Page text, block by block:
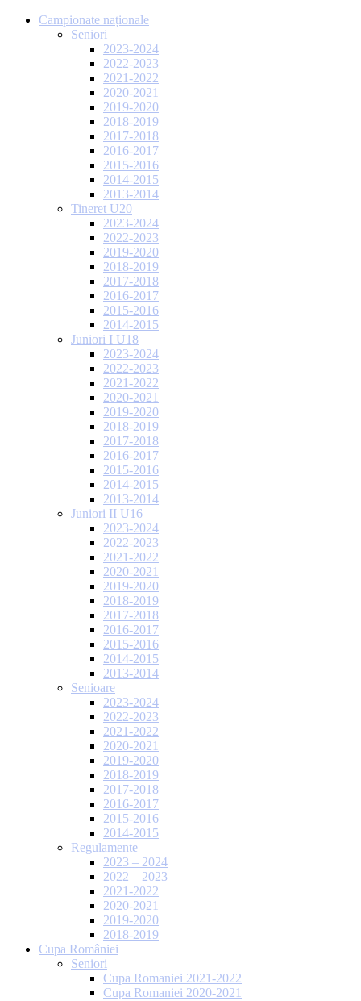
Campionate naționale
Seniori
2023-2024
2022-2023
2021-2022
2020-2021
2019-2020
2018-2019
2017-2018
2016-2017
2015-2016
2014-2015
2013-2014
Tineret U20
2023-2024
2022-2023
2019-2020
2018-2019
2017-2018
2016-2017
2015-2016
2014-2015
Juniori I U18
2023-2024
2022-2023
2021-2022
2020-2021
2019-2020
2018-2019
2017-2018
2016-2017
2015-2016
2014-2015
2013-2014
Juniori II U16
2023-2024
2022-2023
2021-2022
2020-2021
2019-2020
2018-2019
2017-2018
2016-2017
2015-2016
2014-2015
2013-2014
Senioare
2023-2024
2022-2023
2021-2022
2020-2021
2019-2020
2018-2019
2017-2018
2016-2017
2015-2016
2014-2015
Regulamente
2023 – 2024
2022 – 2023
2021-2022
2020-2021
2019-2020
2018-2019
Cupa României
Seniori
Cupa Romaniei 2021-2022
Cupa Romaniei 2020-2021